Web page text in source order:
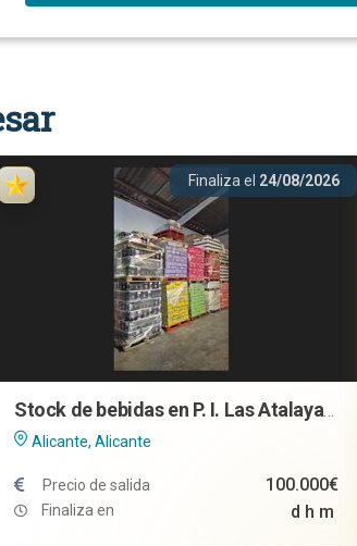
Finaliza el 24/08/2026
Stock de bebidas en P. I. Las Atalayas, Alicante
Alicante, Alicante
Precio de salida 100.000€
Finaliza en d h m